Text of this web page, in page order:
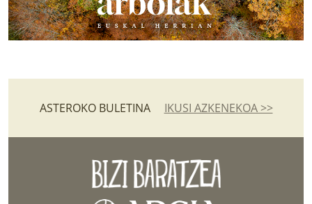
ASTEROKO BULETINA IKUSI AZKENEKOA >>